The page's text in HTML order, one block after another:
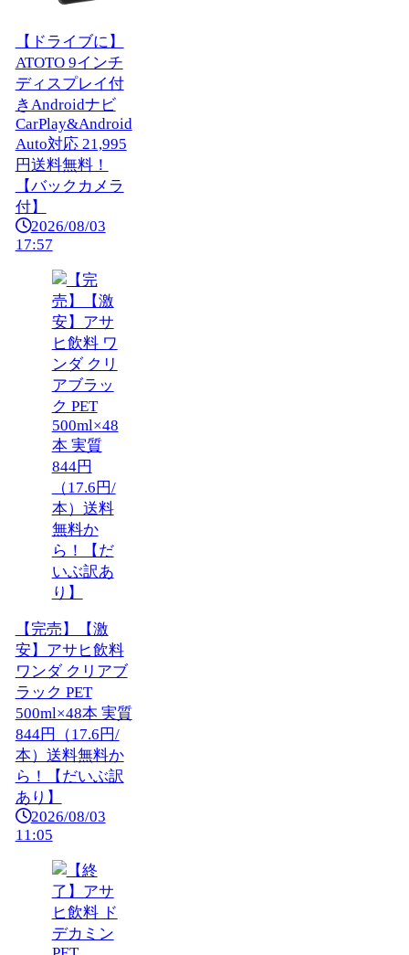
【ドライブに】
ATOTO 9インチ
ディスプレイ付
きAndroidナビ
CarPlay&Android
Auto対応 21,995
円送料無料！
【バックカメラ
付】
2026/08/03
17:57
【完売】【激
安】アサヒ飲料
ワンダ クリアブ
ラック PET
500ml×48本 実質
844円（17.6円/
本）送料無料か
ら！【だいぶ訳
あり】
2026/08/03
11:05